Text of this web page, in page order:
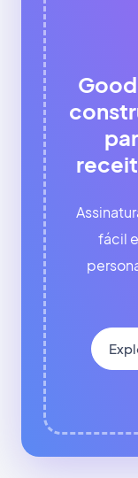
fácil